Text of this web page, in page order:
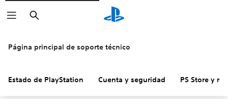
Buscar
Página principal de soporte técnico
Estado de PlayStation Cuenta y seguridad PS Store y